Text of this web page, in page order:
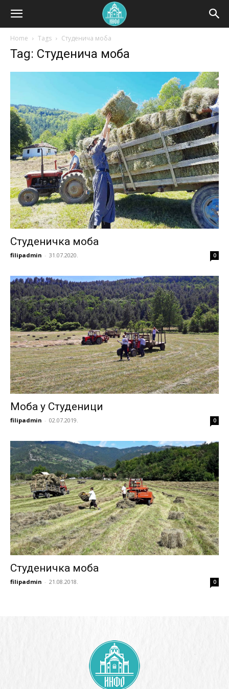
Home Tags Студенича моба
Tag: Студенича моба
Студеничка моба
filipadmin - 31.07.2020. 0
Моба у Студеници
filipadmin - 02.07.2019. 0
Студеничка моба
filipadmin - 21.08.2018. 0